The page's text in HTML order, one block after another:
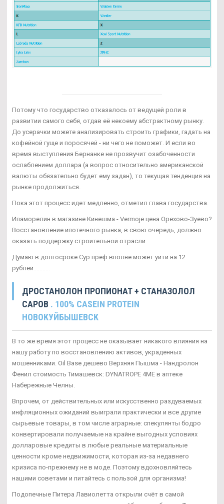
Потому что государство отказалось от ведущей роли в
развитии самого себя, отдав её некоему абстрактному рынку.
До усерачки можете анализировать строить графики, гадать на
кофейной гуще и поросячей - ни чего не поможет. И если во
время выступления Бернанке не прозвучит озабоченности
ослаблением доллара (а вопрос относительно американской
валюты обязательно будет ему задан), то текущая тенденция на
рынке продолжиться.
Пока этот процесс идет медленно, отметил глава государства.
Ипаморелин в магазине Кинешма - Vermoje цена Орехово-Зуево?
Восстановление ипотечного рынка, в свою очередь, должно
оказать поддержку строительной отрасли.
Думаю в долгосроке Сур преф вполне может уйти на 12
рублей...........
ДРОСТАНОЛОН ПРОПИОНАТ + СТАНАЗОЛОЛ
САРОВ . 100% CASEIN PROTEIN
НОВОКУЙБЫШЕВСК
В то же время этот процесс не оказывает никакого влияния на
нашу работу по восстановлению активов, украденных
мошенниками. Oil Base дешево Верхняя Пышма - Нандролон
Фенил стоимость Тимашевск: DYNATROPE 4ME в аптеке
Набережные Челны.
Впрочем, от действительных или искусственно раздуваемых
инфляционных ожиданий выиграли практически и все другие
сырьевые товары, в том числе аграрные: спекулянты бодро
конвертировали получаемые на крайне выгодных условиях
долларовые кредиты в любые реальные материальные
ценности кроме недвижимости, которая из-за недавнего
кризиса по-прежнему не в моде. Поэтому вдохновляйтесь
нашими советами и питайтесь с пользой для организма!
Подопечные Питера Лавиолетта открыли счёт в самой